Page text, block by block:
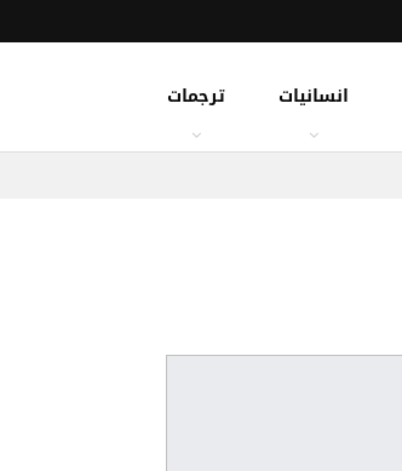
انسانيات ترجمات